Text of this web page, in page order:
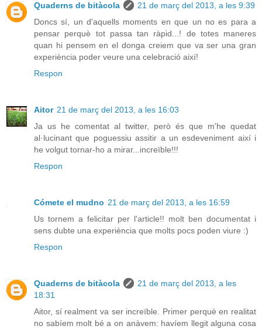
Quaderns de bitàcola
21 de març del 2013, a les 9:39
Doncs sí, un d'aquells moments en que un no es para a
pensar perquè tot passa tan ràpid...! de totes maneres
quan hi pensem en el donga creiem que va ser una gran
experiència poder veure una celebració així!
Respon
Aitor 21 de març del 2013, a les 16:03
Ja us he comentat al twitter, però és que m'he quedat
al·lucinant que poguessiu assitir a un esdeveniment així i
he volgut tornar-ho a mirar...increïble!!!
Respon
Cómete el mudno 21 de març del 2013, a les 16:59
Us tornem a felicitar per l'article!! molt ben documentat i
sens dubte una experiència que molts pocs poden viure :)
Respon
Quaderns de bitàcola
21 de març del 2013, a les
18:31
Aitor, sí realment va ser increïble. Primer perquè en realitat
no sabíem molt bé a on anàvem: havíem llegit alguna cosa